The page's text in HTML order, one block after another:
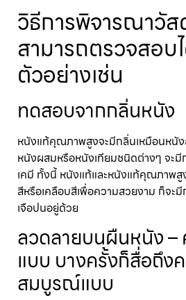
วิธีการพิจารณาวั
สามารถตรวจสอบ
ตัวอย่างเช่น
ทดสอบจากกลิ่นหนัง
หนังแท้คุณภาพสูงจะมีกลิ่นเหมือนหนั
หนังผสมหรือหนังเทียมชนิดต่างๆ จะ
เคมี ทั้งนี้ หนังแท้และหนังแท้คุณภาพ
สีหรือเคลือบสีเพื่อความสวยงาม ก็จะ
เจือปนอยู่ด้วย
ลวดลายบนผืนหนัง
แบบ บางครั้งก็สื่อถึง
สมบูรณ์แบบ